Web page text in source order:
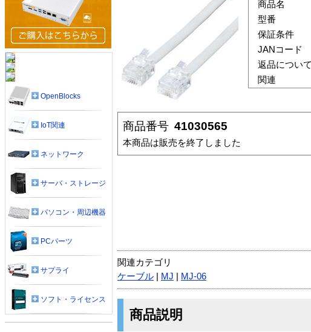
商品名
型番
保証条件
JANコード
返品について
関連
商品番号 41030565
本商品は販売を終了しました
関連カテゴリ
ケーブル
MJ MJ-06
商品説明
OpenBlocks
IoT関連
ネットワーク
サーバ・ストレージ
パソコン・周辺機器
PCパーツ
サプライ
ソフト・ライセンス